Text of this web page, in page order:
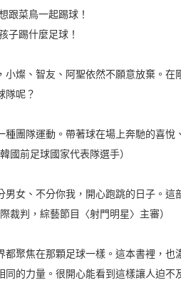
跟菜鳥一起踢球！
子踢什麼足球！
燦、智友、阿聖依然不願意放棄。在
隊呢？
種團隊運動。帶著球在場上奔馳的喜
國前足球國家代表隊選手）
男女、不分你我，開心跑跳的日子。
裁判，綜藝節目〈射門明星〉主審）
都聚焦在那顆足球一樣。這本書裡，
同的力量。很開心能看到這樣讓人迫